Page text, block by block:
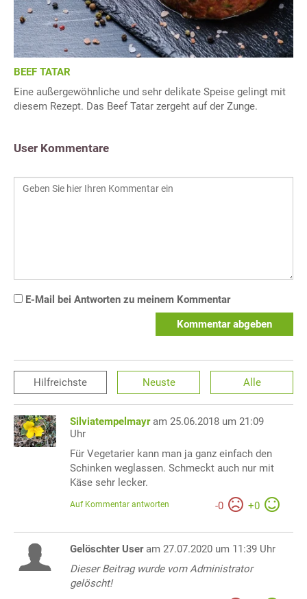
BEEF TATAR
Eine außergewöhnliche und sehr delikate Speise gelingt mit
diesem Rezept. Das Beef Tatar zergeht auf der Zunge.
User Kommentare
E-Mail bei Antworten zu meinem Kommentar
Kommentar abgeben
Hilfreichste Neuste Alle
Silviatempelmayr am 25.06.2018 um 21:09
Uhr
Für Vegetarier kann man ja ganz einfach den
Schinken weglassen. Schmeckt auch nur mit
Käse sehr lecker.
-0 +0
Auf Kommentar antworten
Gelöschter User am 27.07.2020 um 11:39 Uhr
Dieser Beitrag wurde vom Administrator
gelöscht!